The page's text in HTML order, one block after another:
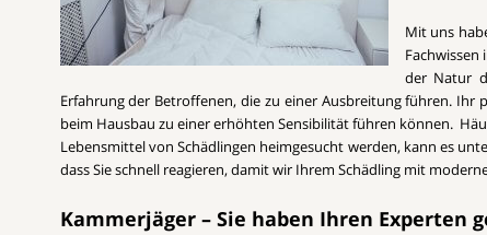
Mit uns
der Natur
Erfahrung der Betroffenen, die zu einer Ausbreitung führen. Ihr
beim Hausbau zu einer erhöhten Sensibilität führen können.
Lebensmittel von Schädlingen heimgesucht werden, kann es
dass Sie schnell reagieren, damit wir Ihrem Schädling mit
Kammerjäger – Sie haben Ihren Experten